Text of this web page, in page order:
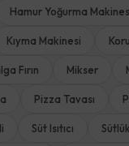
Hamur Yoğurma
Kıyma Makinesi
Fırın Mikser
Pizza Tavası
Süt Isıtıcı Sütlük